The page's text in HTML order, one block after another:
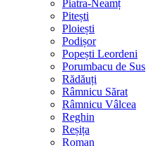
Piatra-Neamț
Pitești
Ploiești
Podișor
Popești Leordeni
Porumbacu de Sus
Rădăuți
Râmnicu Sărat
Râmnicu Vâlcea
Reghin
Reșița
Roman